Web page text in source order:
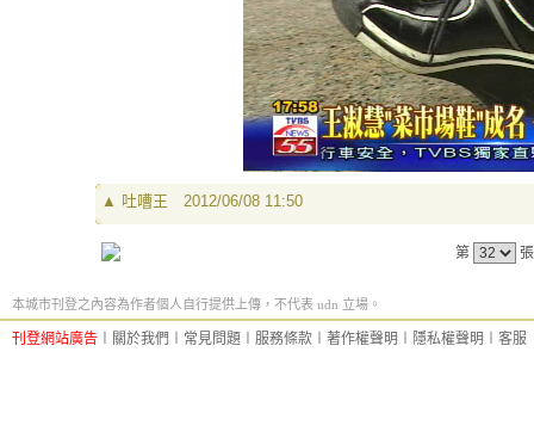
▲ 吐嘈王 2012/06/08 11:50
第
本城市刊登之內容為作者個人自行提供上傳，不代表 udn 立場。
刊登網站廣告 關於我們 常見問題 服務條款 著作權聲明 隱私權聲明 客服